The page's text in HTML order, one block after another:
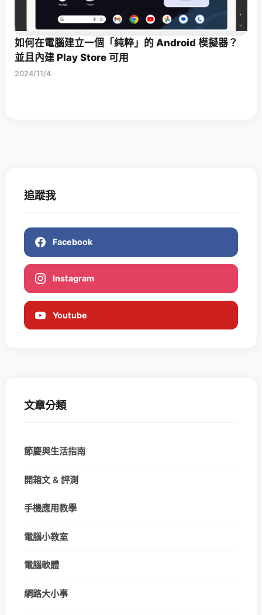
如何在電腦建立一個「純粹」的 Android 模擬器？
並且內建 Play Store 可用
2024/11/4
追蹤我
Facebook
Instagram
Youtube
文章分類
節慶與生活指南
開箱文 & 評測
手機應用教學
電腦小教室
電腦軟體
網路大小事